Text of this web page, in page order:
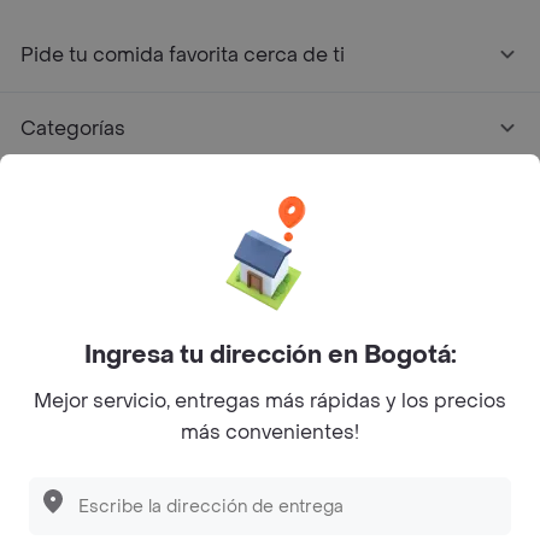
Pide tu comida favorita cerca de ti
Categorías
Facebook
Twitter
Instagram
©2026Rappi Inc. All rights reserved.
Ingresa tu dirección en Bogotá:
Mejor servicio, entregas más rápidas y los precios
más convenientes!